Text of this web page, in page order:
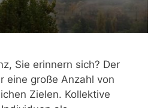
Sie erinnern sich? Der
eine große Anzahl von
Zielen. Kollektive